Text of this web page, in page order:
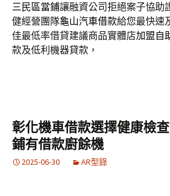
三民區當鋪讓融資公司拒絕案子協助
健經營團隊龜山汽車借款給您最快速
佳最低率借貸建議商品實體店加盟自
款及低利機器貸款，
彰化機車借款選擇健康檢
鋪有借款廚餘機
2025-06-30 AR型錄